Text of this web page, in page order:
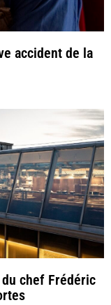
accident de la
chef Frédéric